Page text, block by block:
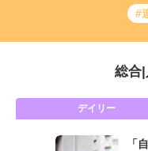
#
総合
デイリー
「